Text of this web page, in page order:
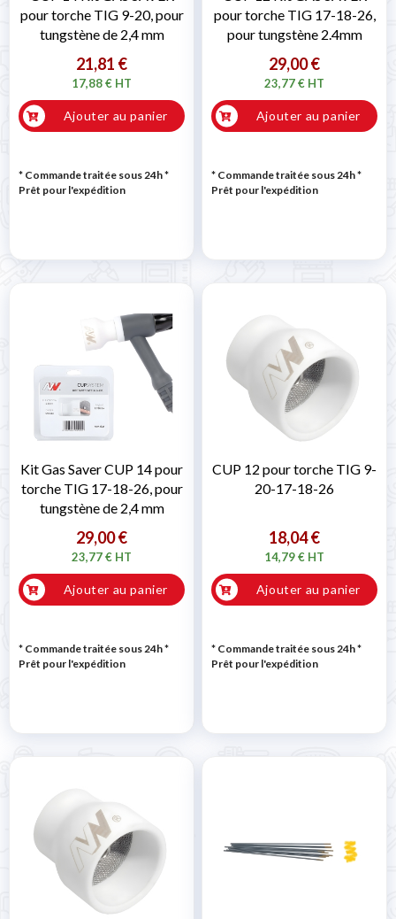
pour torche TIG 9-20, pour
tungstène de 2,4 mm
21,81 €
17,88 € HT
Ajouter au panier
* Commande traitée sous 24h*
Prêt pour l'expédition
pour torche TIG 17-18-26,
pour tungstène 2.4mm
29,00 €
23,77 € HT
Ajouter au panier
* Commande traitée sous 24h*
Prêt pour l'expédition
Kit Gas Saver CUP 14 pour
torche TIG 17-18-26, pour
tungstène de 2,4 mm
29,00 €
23,77 € HT
Ajouter au panier
* Commande traitée sous 24h*
Prêt pour l'expédition
CUP 12 pour torche TIG 9-
20-17-18-26
18,04 €
14,79 € HT
Ajouter au panier
* Commande traitée sous 24h*
Prêt pour l'expédition